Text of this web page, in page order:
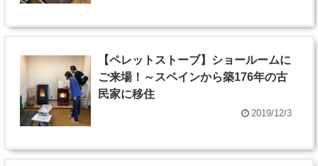
【ペレットストーブ】ショールームに
ご来場！～スペインから築176年の古
民家に移住
2019/12/3